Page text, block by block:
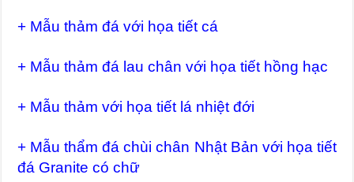
+ Mẫu thảm đá với họa tiết cá
+ Mẫu thảm đá lau chân với họa tiết hồng hạc
+ Mẫu thảm với họa tiết lá nhiệt đới
+ Mẫu thẩm đá chùi chân Nhật Bản với họa tiết
đá Granite có chữ